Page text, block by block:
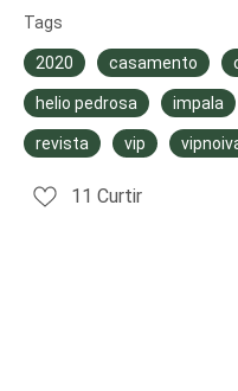
Tags
2020 casamento
helio pedrosa impala
revista vip
11 Curtir